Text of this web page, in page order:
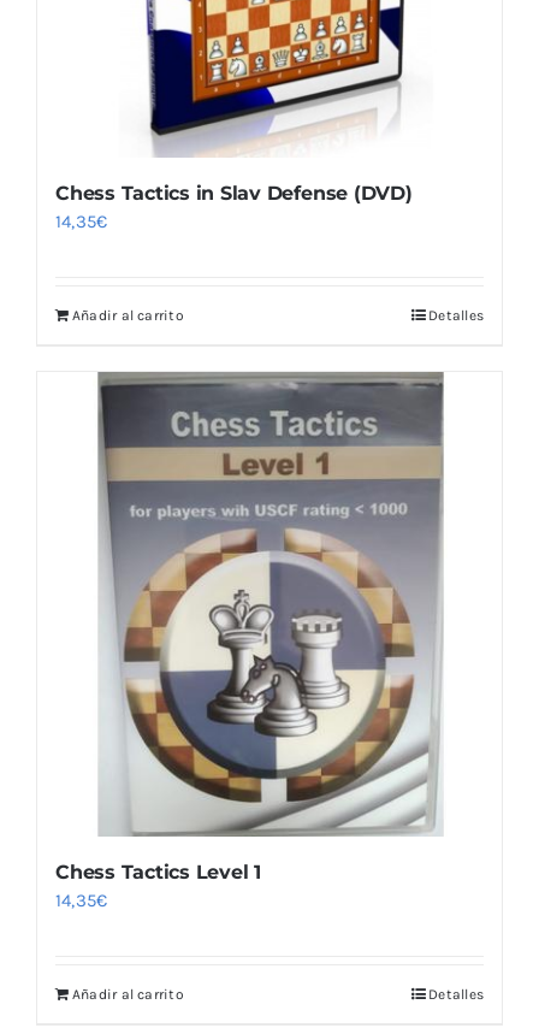
Chess Tactics in Slav Defense (DVD)
14,35€
Añadir al carrito Detalles
Chess Tactics Level 1
14,35€
Añadir al carrito Detalles